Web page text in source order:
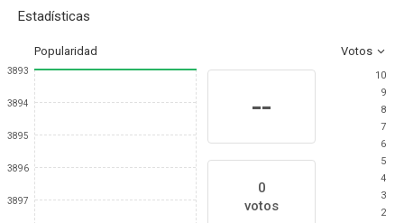
Estadísticas
Popularidad Votos
3893
3894
3895
3896
3897
--
0
votos
10
9
8
7
6
5
4
3
2